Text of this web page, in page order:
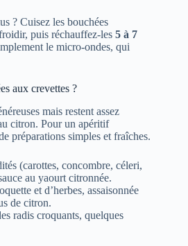
? Cuisez les bouchées
puis réchauffez-les 5 à 7
le micro-ondes, qui
aux crevettes ?
mais restent assez
citron. Pour un apéritif
préparations simples et fraîches.
(carottes, concombre, céleri,
au yaourt citronnée.
et d’herbes, assaisonnée
de citron.
radis croquants, quelques